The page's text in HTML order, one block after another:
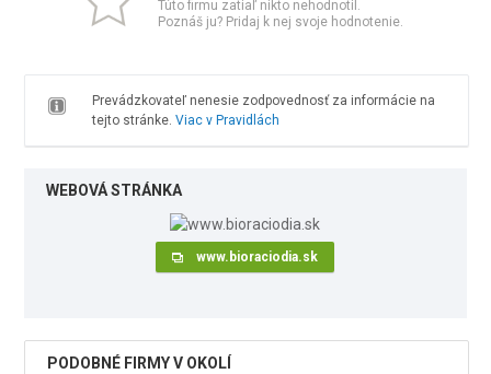
Túto firmu zatiaľ nikto nehodnotil.
Poznáš ju? Pridaj k nej svoje hodnotenie.
Prevádzkovateľ nenesie zodpovednosť za informácie na
tejto stránke. Viac v Pravidlách
WEBOVÁ STRÁNKA
www.bioraciodia.sk
PODOBNÉ FIRMY V OKOLÍ